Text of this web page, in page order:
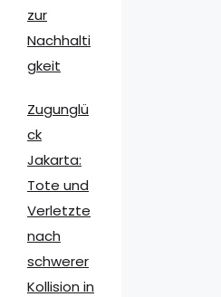
zur
Nachhalti
gkeit
Zugunglü
ck
Jakarta:
Tote und
Verletzte
nach
schwerer
Kollision in